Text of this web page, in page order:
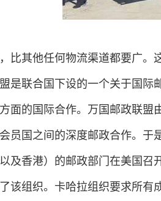
比其他任何物流渠道都要广
盟是联合国下设的一个关于国
面的国际合作。万国邮政联
员国之间的深度邮政合作。于
及香港）的邮政部门在美国
该组织。卡哈拉组织要求所有